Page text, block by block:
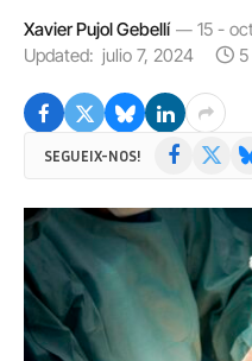
Xavier Pujol Gebellí
15 -
Updated: julio 7, 2024
SEGUEIX-NOS! Facebook